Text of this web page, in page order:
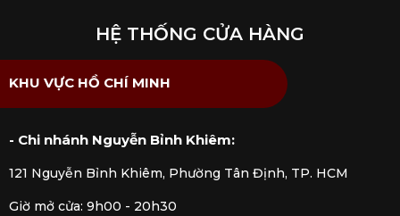
HỆ THỐNG CỬA HÀNG
KHU VỰC HỒ CHÍ MINH
- Chi nhánh Nguyễn Bỉnh Khiêm:
121 Nguyễn Bỉnh Khiêm, Phường Tân Định, TP. HCM
Giờ mở cửa: 9h00 - 20h30